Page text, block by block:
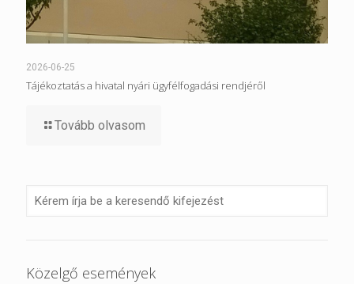
2026-06-25
Tájékoztatás a hivatal nyári ügyfélfogadási rendjéről
Tovább olvasom
Közelgő események